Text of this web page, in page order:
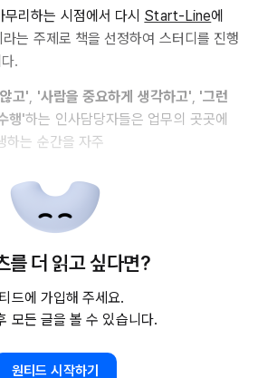
리하는 시점에서 다시 Start-Line에
라는 주제로 책을 선정하여 스터디를 진행
.
고', '사람을 중요하게 생각하고', '그런
행'하는 인사담당자들은 업무의 곳곳에
하는 순간을 자주
를 더 읽고 싶다면?
드에 가입해 주세요.
모든 글을 볼 수 있습니다.
원티드 시작하기